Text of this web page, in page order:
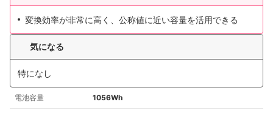
変換効率が非常に高く、公称値に近い容量を活用できる
気になる
特になし
電池容量 1056Wh